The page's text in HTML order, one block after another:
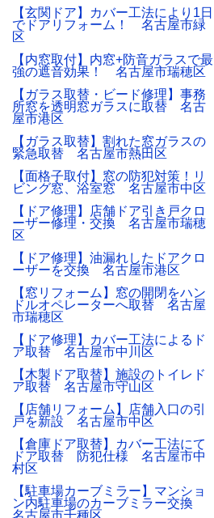
【玄関ドア】カバー工法により1日
でドアリフォーム！ 名古屋市緑
区
【内窓取付】内窓+防音ガラスで最
強の遮音効果！ 名古屋市瑞穂区
【ガラス取替・ビード修理】事務
所窓を透明窓ガラスに取替 名古
屋市港区
【ガラス取替】割れた窓ガラスの
緊急取替 名古屋市熱田区
【面格子取付】窓の防犯対策！リ
ビング窓、浴室窓 名古屋市中区
【ドア修理】店舗ドア引き戸クロ
ーザー修理・交換 名古屋市瑞穂
区
【ドア修理】油漏れしたドアクロ
ーザーを交換 名古屋市港区
【窓リフォーム】窓の開閉をハン
ドルオペレーターへ取替 名古屋
市瑞穂区
【ドア修理】カバー工法によるド
ア取替 名古屋市中川区
【木製ドア取替】施設のトイレド
ア取替 名古屋市守山区
【店舗リフォーム】店舗入口の引
戸を新設 名古屋市中区
【倉庫ドア取替】カバー工法にて
ドア取替 防犯仕様 名古屋市中
村区
【駐車場カーブミラー】マンショ
ン内駐車場のカーブミラー交換
名古屋市千種区